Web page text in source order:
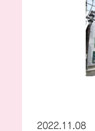
2022.11.08